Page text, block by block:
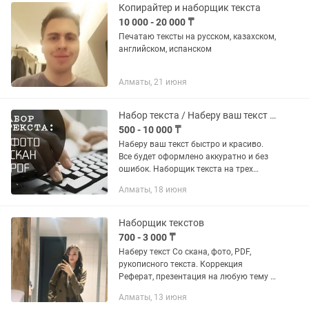
Копирайтер и наборщик текста
10 000 - 20 000 ₸
Печатаю тексты на русском, казахском,
английском, испанском
Алматы, 21 июня
Набор текста / Наберу ваш текст быстро и красиво
500 - 10 000 ₸
Наберу ваш текст быстро и красиво.
Все будет оформлено аккуратно и без
ошибок. Наборщик текста на трех
английский языков) . Перепечатка
Алматы, 18 июня
Наборщик текстов
700 - 3 000 ₸
Наберу текст Со скана, фото, PDF,
рукописного текста. Коррекция
Реферат, презентация на любую тему В
пишите
Алматы, 13 июня